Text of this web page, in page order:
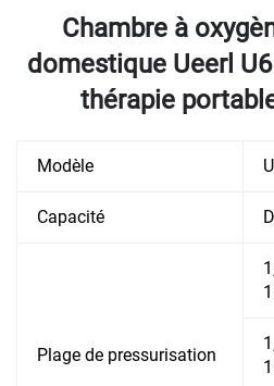
Chambre à
domestique Ueerl
thérapie
Modèle
Capacité
Plage de pressurisation